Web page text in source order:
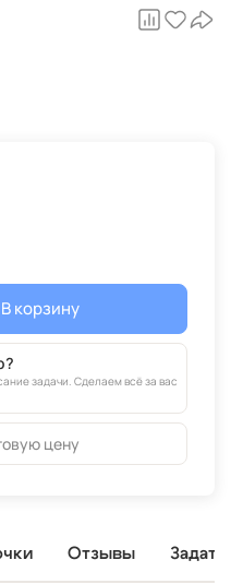
В корзину
задачи. Сделаем всё за вас
цену
Отзывы